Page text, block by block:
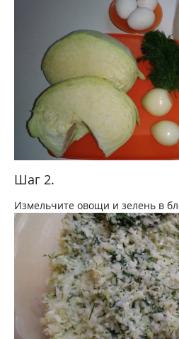
Шаг 2.
Измельчите овощи и зелень в